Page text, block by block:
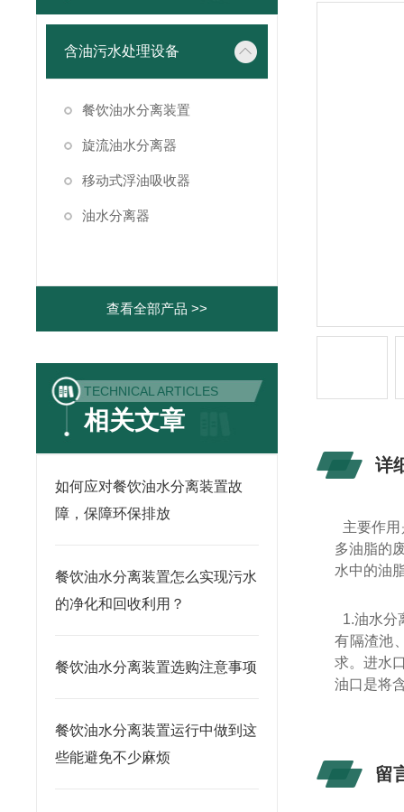
含油污水处理设备
餐饮油水分离装置
旋流油水分离器
移动式浮油吸收器
油水分离器
查看全部产品 >>
TECHNICAL ARTICLES
相关文章
如何应对餐饮油水分离装置故
障，保障环保排放
餐饮油水分离装置怎么实现污水
的净化和回收利用？
餐饮油水分离装置选购注意事项
餐饮油水分离装置运行中做到这
些能避免不少麻烦
详
主要作
多油脂的
水中的油
1.油水分
有隔渣池
求。进水
油口是将
留